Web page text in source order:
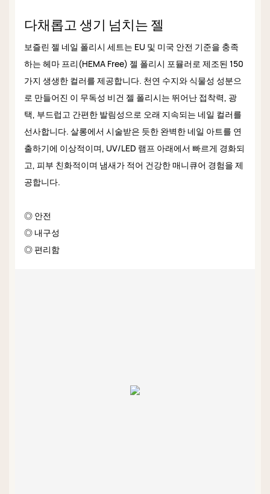
다채롭고 생기 넘치는 젤
보즐린 젤 네일 폴리시 세트는 EU 및 미국 안전 기준을 충족
하는 헤마 프리(HEMA Free) 젤 폴리시 포뮬러로 제조된 150
가지 생생한 컬러를 제공합니다. 천연 수지와 식물성 성분으
로 만들어진 이 무독성 비건 젤 폴리시는 뛰어난 접착력, 광
택, 부드럽고 간편한 발림성으로 오래 지속되는 네일 컬러를
선사합니다. 살롱에서 시술받은 듯한 완벽한 네일 아트를 연
출하기에 이상적이며, UV/LED 램프 아래에서 빠르게 경화되
고, 피부 친화적이며 냄새가 적어 건강한 매니큐어 경험을 제
공합니다.
◎ 안전
◎ 내구성
◎ 편리함